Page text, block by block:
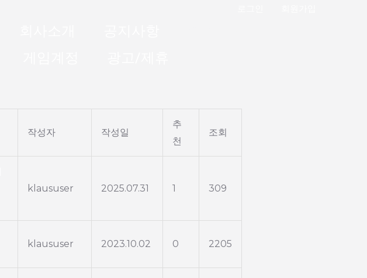
작성자 작성일
추
천
조회
klaususer 2025.07.31 1 309
klaususer 2023.10.02 0 2205